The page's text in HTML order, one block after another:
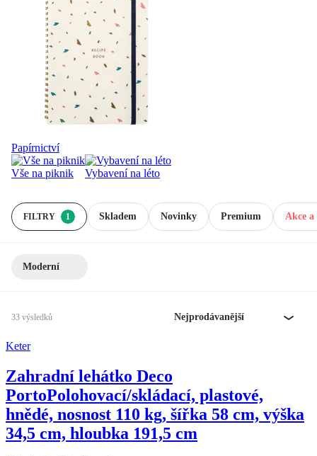
Papírnictví
Vše na piknik Vybavení na léto
FILTRY 1 Skladem Premium Akce a
Novinky
Moderní
33 výsledků Nejprodávanější
Keter
Zahradní lehátko Deco
PortoPolohovací/skládací, plastové,
hnědé, nosnost 110 kg, šířka 58 cm, výška
34,5 cm, hloubka 191,5 cm